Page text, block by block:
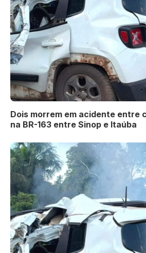
Dois morrem em acidente entre
na BR-163 entre Sinop e Itaúba